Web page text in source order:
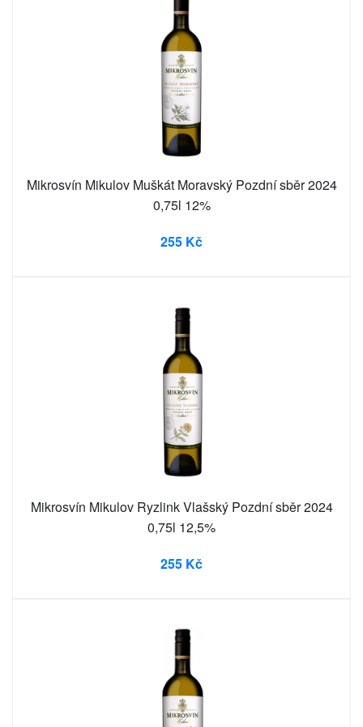
Mikrosvín Mikulov Muškát Moravský Pozdní sběr 2024
0,75l 12%
255 Kč
Mikrosvín Mikulov Ryzlink Vlašský Pozdní sběr 2024
0,75l 12,5%
255 Kč